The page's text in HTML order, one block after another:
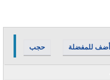
حجب أضف للمفضلة